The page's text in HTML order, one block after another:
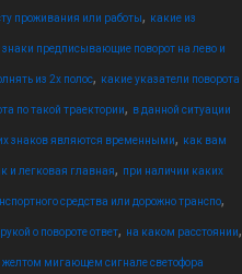
проживания или работы, какие из
знаки предписывающие поворот на лево и
из 2х полос, какие указатели поворота
по такой траектории, в данной ситуации
знаков являются временными, как вам
и легковая главная, при наличии каких
средства или дорожно транспо,
о повороте ответ, на каком расстоянии,
мигающем сигнале светофора